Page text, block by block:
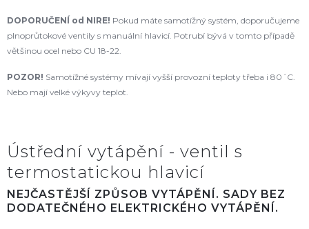
DOPORUČENÍ od NIRE! Pokud máte samotížný systém, doporučujeme
plnoprůtokové ventily s manuální hlavicí. Potrubí bývá v tomto případě
většinou ocel nebo CU 18-22.
POZOR! Samotížné systémy mívají vyšší provozní teploty třeba i 80´C.
Nebo mají velké výkyvy teplot.
Ústřední vytápění - ventil s
termostatickou hlavicí
NEJČASTĚJŠÍ ZPŮSOB VYTÁPĚNÍ. SADY BEZ
DODATEČNÉHO ELEKTRICKÉHO VYTÁPĚNÍ.